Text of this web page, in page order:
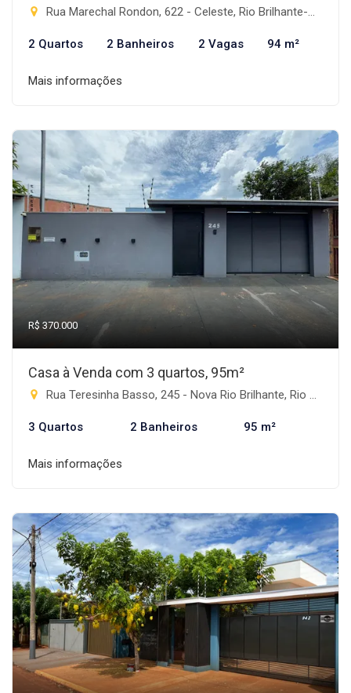
Rua Marechal Rondon, 622 - Celeste, Rio Brilhante-MS
2 Quartos 2 Banheiros 2 Vagas 94 m²
Mais informações
R$ 370.000
Casa à Venda com 3 quartos, 95m²
Rua Teresinha Basso, 245 - Nova Rio Brilhante, Rio Brilhante-MS
3 Quartos 2 Banheiros 95 m²
Mais informações